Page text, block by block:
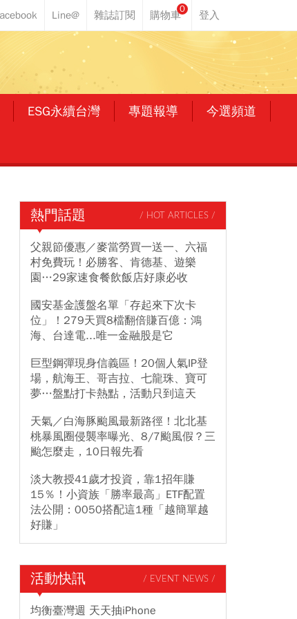
0
ESG永續台灣 專題報導 今選頻道
熱門話題 / HOT ARTICLES /
父親節優惠／麥當勞買一送一、六福
村免費玩！必勝客、肯德基、遊樂
園…29家速食餐飲飯店好康必收
國安基金護盤名單「存起來下次卡
位」！279天買8檔翻倍賺百億：鴻
海、台達電...唯一金融股是它
巨型鋼彈現身信義區！20個人氣IP登
場，航海王、哥吉拉、七龍珠、寶可
夢…盤點打卡熱點，活動只到這天
天氣／白海豚颱風最新路徑！北北基
桃暴風圈侵襲率曝光、8/7颱風假？三
颱怎麼走，10日報先看
淡大教授41歲才投資，靠1招年賺
15％！小資族「勝率最高」ETF配置
法公開：0050搭配這1種「越簡單越
好賺」
活動快訊 / EVENT NEWS /
均衡臺灣週 天天抽iPhone